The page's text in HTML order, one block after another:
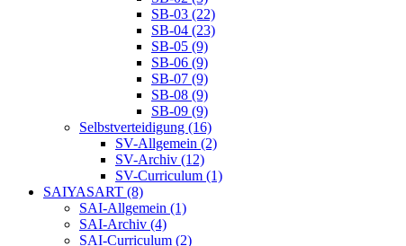
SB-03 (22)
SB-04 (23)
SB-05 (9)
SB-06 (9)
SB-07 (9)
SB-08 (9)
SB-09 (9)
Selbstverteidigung (16)
SV-Allgemein (2)
SV-Archiv (12)
SV-Curriculum (1)
SAIYASART (8)
SAI-Allgemein (1)
SAI-Archiv (4)
SAI-Curriculum (2)